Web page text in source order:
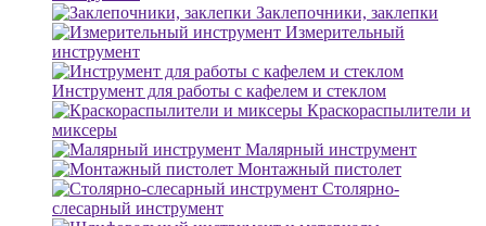
Заклепочники, заклепки
Измерительный
инструмент
Инструмент для работы с кафелем и стеклом
Краскораспылители и
миксеры
Малярный инструмент
Монтажный пистолет
Столярно-
слесарный инструмент